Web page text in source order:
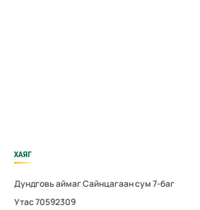
ХАЯГ
Дундговь аймаг Сайнцагаан сум 7-баг
Утас 70592309